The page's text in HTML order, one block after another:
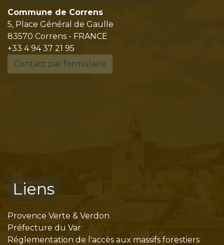
Commune de Correns
5, Place Général de Gaulle
83570 Correns - FRANCE
+33 4 94 37 21 95
Contact par formulaire
Liens
Provence Verte & Verdon
Préfecture du Var
Réglementation de l'accès aux massifs forestiers